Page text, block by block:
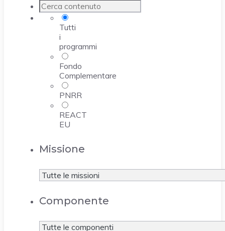
Tutti
i
programmi
Fondo
Complementare
PNRR
REACT
EU
Missione
Componente